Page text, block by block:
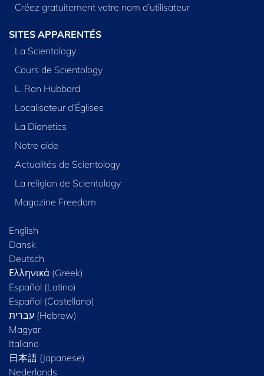
Créez gratuitement votre nom d’utilisateur
SITES APPARENTÉS
La Scientology
Cours de Scientology
L. Ron Hubbard
Localisateur d’Églises
La Dianetics
Notre aide
Actualités de Scientology
La religion de Scientology
Magazine Freedom
English
Dansk
Deutsch
Ελληνικά (Greek)
Español (Latino)
Español (Castellano)
Magyar
Italiano
日本語 (Japanese)
Nederlands